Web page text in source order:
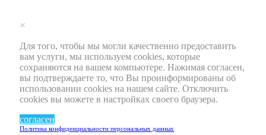
×
Для того, чтобы мы могли качественно предоставить
вам услуги, мы используем cookies, которые
сохраняются на вашем компьютере. Нажимая согласен,
вы подтверждаете то, что Вы проинформированы об
использовании cookies на нашем сайте. Отключить
cookies вы можете в настройках своего браузера.
согласен
Политика конфиденциальности персональных данных